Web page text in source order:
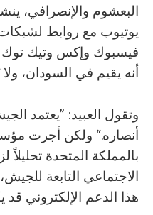
البعشوم والإنصرافي،
يوتيوب مع روابط
فيسبوك وإكس وتيك توك
أنه يقيم في السودان،
وتقول العبيد: ”يعتمد
أنصاره.“ ولكن أجرت
بالمملكة المتحدة تحليلاً
الاجتماعي التابعة
هذا الدعم الإلكتروني قد